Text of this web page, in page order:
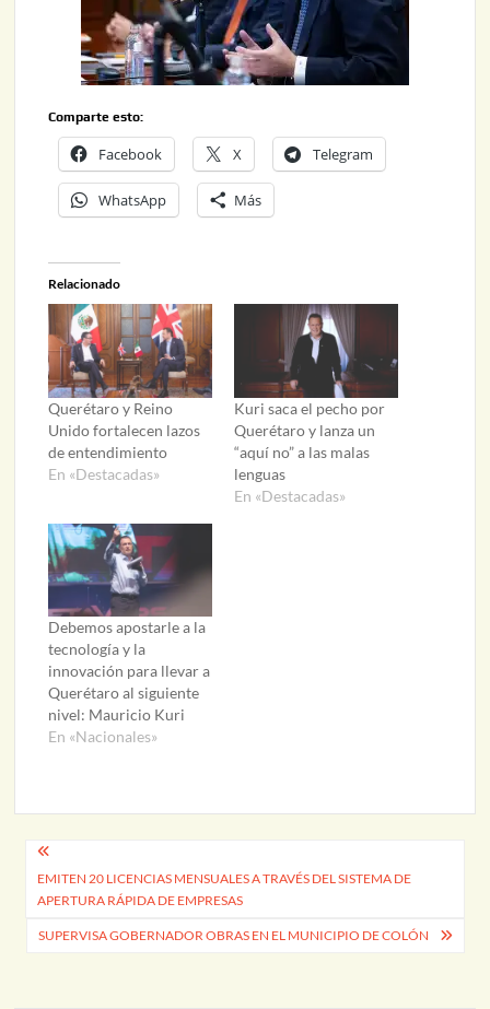
Comparte esto:
Facebook X Telegram
WhatsApp Más
Relacionado
Querétaro y Reino
Unido fortalecen lazos
de entendimiento
En «Destacadas»
Kuri saca el pecho por
Querétaro y lanza un
“aquí no” a las malas
lenguas
En «Destacadas»
Debemos apostarle a la
tecnología y la
innovación para llevar a
Querétaro al siguiente
nivel: Mauricio Kuri
En «Nacionales»
Navegación
de
entradas
EMITEN 20 LICENCIAS MENSUALES A TRAVÉS DEL SISTEMA DE
APERTURA RÁPIDA DE EMPRESAS
SUPERVISA GOBERNADOR OBRAS EN EL MUNICIPIO DE COLÓN